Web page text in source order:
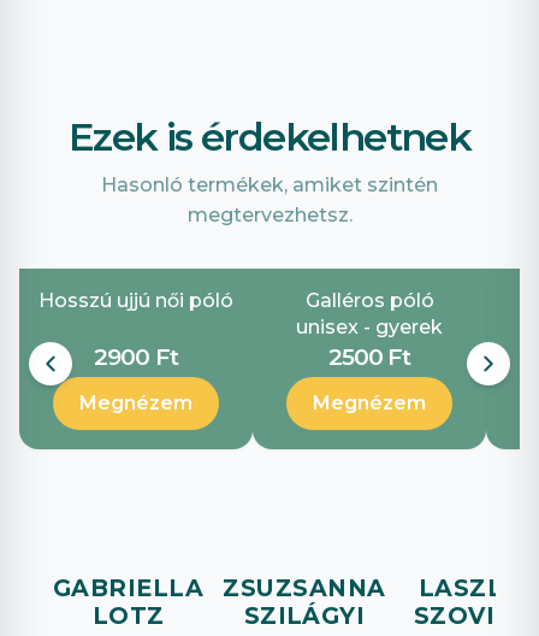
Ezek is érdekelhetnek
Hasonló termékek, amiket szintén
megtervezhetsz.
Hosszú ujjú női póló
2900 Ft
Megnézem
Galléros póló
unisex - gyerek
2500 Ft
Megnézem
GABRIELLA
LOTZ
ZSUZSANNA
SZILÁGYI
LASZLO
SZOVICS